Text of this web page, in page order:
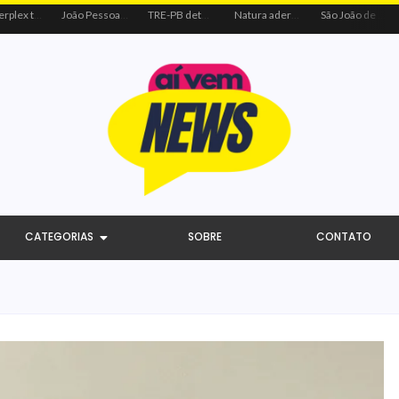
Centerplex traz o combo mais aguardado dos oceanos para estreia de Moana TRE-PB determina remoção de vídeo de Cícero por uso indevido de programa público Natura adere à coalizão do Código de Defesa e Inclusão do Consumidor Negro
CATEGORIAS SOBRE CONTATO